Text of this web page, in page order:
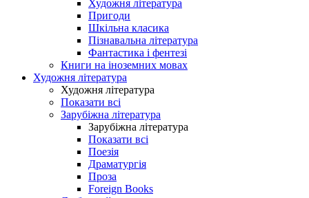
Художня література
Пригоди
Шкільна класика
Пізнавальна література
Фантастика і фентезі
Книги на іноземних мовах
Художня література
Художня література
Показати всі
Зарубіжна література
Зарубіжна література
Показати всі
Поезія
Драматургія
Проза
Foreign Books